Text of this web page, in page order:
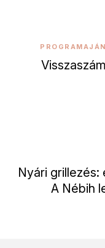
Nyári grillezés:
A Nébih